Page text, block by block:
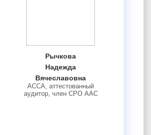
Рычкова
Надежда
Вячеславовна
АССА, аттестованный
аудитор, член СРО ААС